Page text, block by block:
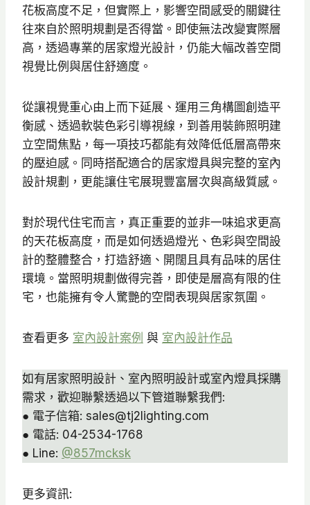
花板高度不足，但實際上，影響空間感受的關鍵往
往來自於照明規劃是否得當。即使無法改變實際層
高，透過專業的居家燈光設計，仍能大幅改善空間
視覺比例與居住舒適度。
從讓視覺重心由上而下延展、運用三角構圖創造平
衡感、透過軟裝色彩引導視線，到善用裝飾照明建
立空間焦點，每一項技巧都能有效降低低層高帶來
的壓迫感。同時搭配適合的居家燈具與完整的室內
設計規劃，更能讓住宅展現豐富層次與高級質感。
對於現代住宅而言，真正重要的並非一味追求更高
的天花板高度，而是如何透過燈光、色彩與空間設
計的整體整合，打造舒適、開闊且具有品味的居住
環境。當照明規劃做得完善，即使是層高有限的住
宅，也能擁有令人驚艷的空間表現與居家氛圍。
查看更多 室內設計案例 與 室內設計作品
如有居家照明設計、室內照明設計或室內燈具採購
需求，歡迎聯繫透過以下管道聯繫我們:
● 電子信箱: sales@tj2lighting.com
● 電話: 04-2534-1768
● Line: @857mcksk
更多資訊: